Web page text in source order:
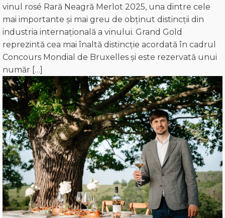
vinul rosé Rară Neagră Merlot 2025, una dintre cele
mai importante și mai greu de obținut distincții din
industria internațională a vinului. Grand Gold
reprezintă cea mai înaltă distincție acordată în cadrul
Concours Mondial de Bruxelles și este rezervată unui
număr […]